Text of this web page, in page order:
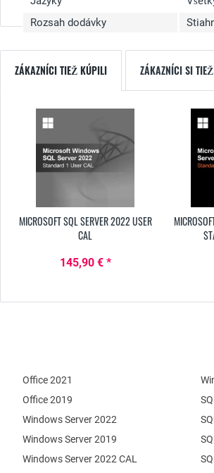
Rozsah dodávky
ZÁKAZNÍCI TIEŽ KÚPILI ZÁKAZNÍCI SI
MICROSOFT SQL SERVER 2022 USER
CAL
145,90 € *
Office 2021
Office 2019
Windows Server 2022
Windows Server 2019
Windows Server 2022 CAL